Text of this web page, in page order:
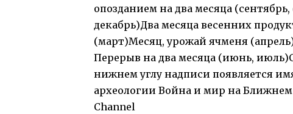
опозданием на два месяца
декабрь)Два месяца весенних
(март)Месяц, урожай ячменя
Перерыв на два месяца (июнь,
нижнем углу надписи появляется
археологии Война и мир на
Channel